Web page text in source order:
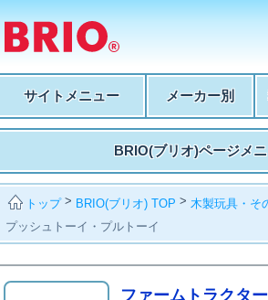
サイトメニュー メーカー別
BRIO(ブリオ)ページメ
トップ> BRIO(ブリオ) TOP > 木製玩具・そ
プッシュトーイ・プルトーイ
ファームトラクタ